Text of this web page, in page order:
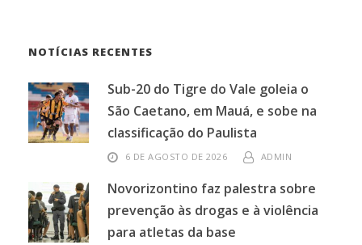
NOTÍCIAS RECENTES
Sub-20 do Tigre do Vale goleia o
São Caetano, em Mauá, e sobe na
classificação do Paulista
6 DE AGOSTO DE 2026 ADMIN
Novorizontino faz palestra sobre
prevenção às drogas e à violência
para atletas da base